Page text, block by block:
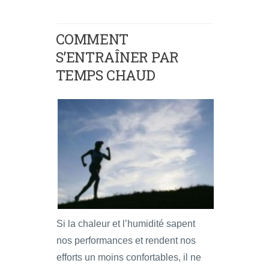
COMMENT
S’ENTRAÎNER PAR
TEMPS CHAUD
Si la chaleur et l’humidité sapent
nos performances et rendent nos
efforts un moins confortables, il ne